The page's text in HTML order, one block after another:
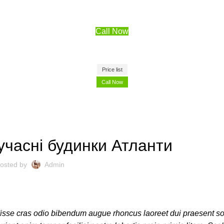
Call Now
Price list
Call Now
будинки Атланти
by Admin
cras odio bibendum augue rhoncus laoreet dui praesent